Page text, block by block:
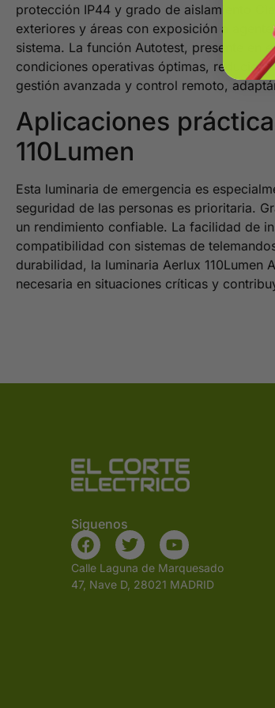
protección IP44 y grado de aislamiento
exteriores y áreas con exposición a
sistema. La función Autotest, presente en
condiciones operativas óptimas,
gestión avanzada y control remoto,
Aplicaciones
110Lumen
Esta luminaria de emergencia es
seguridad de las personas es prioritaria.
un rendimiento confiable. La facilidad de
compatibilidad con sistemas de
durabilidad, la luminaria Aerlux
necesaria en situaciones críticas y
Siguenos
Calle Laguna de Marquesado
47, Nave D, 28021 MADRID